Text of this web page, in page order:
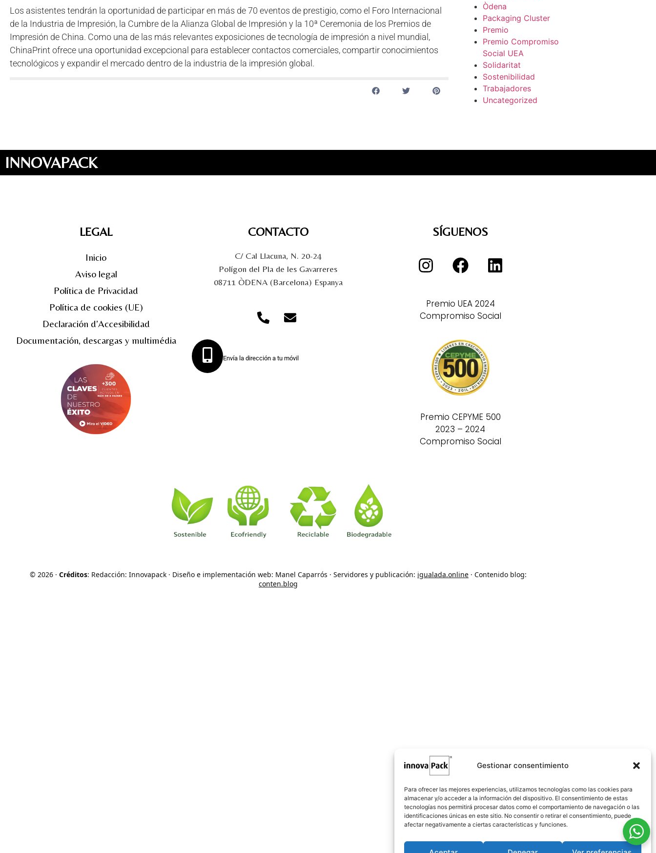
Gestionar consentimiento
Para ofrecer las mejores experiencias, utilizamos tecnologías como las cookies para
almacenar y/o acceder a la información del dispositivo. El consentimiento de estas
tecnologías nos permitirá procesar datos como el comportamiento de navegación o las
identificaciones únicas en este sitio. No consentir o retirar el consentimiento, puede
afectar negativamente a ciertas características y funciones.
Los asistentes tendrán la oportunidad de participar en más de 70 eventos de prestigio, como el Foro Internacional
de la Industria de Impresión, la Cumbre de la Alianza Global de Impresión y la 10ª Ceremonia de los Premios de
Impresión de China. Como una de las más relevantes exposiciones de tecnología de impresión a nivel mundial,
ChinaPrint ofrece una oportunidad excepcional para establecer contactos comerciales, compartir conocimientos
tecnológicos y expandir el mercado dentro de la industria de la impresión global.
Òdena
Packaging Cluster
Premio
Premio Compromiso
Social UEA
Solidaritat
Sostenibilidad
Trabajadores
Uncategorized
INNOVAPACK
LEGAL
Inicio
Aviso legal
Política de Privacidad
Política de cookies (UE)
Declaración d’Accesibilidad
Documentación, descargas y multimédia
CONTACTO
C/ Cal Llacuna, N. 20-24
Polígon del Pla de les Gavarreres
08711 ÒDENA (Barcelona) Espanya
Envía la dirección a tu móvil
SÍGUENOS
Premio UEA 2024
Compromiso Social
Premio CEPYME 500
2023 – 2024
Compromiso Social
© 2026 · Créditos: Redacción: Innovapack · Diseño e implementación web: Manel Caparrós · Servidores y publicación: igualada.online · Contenido blog:
conten.blog